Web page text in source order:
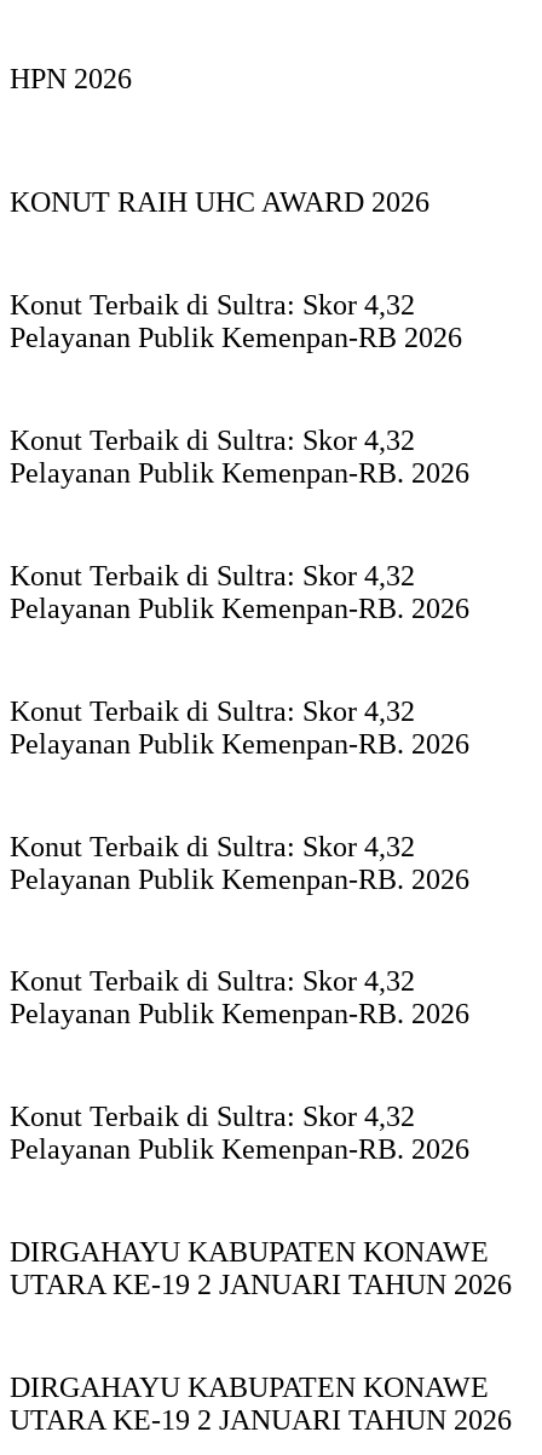
HPN 2026
KONUT RAIH UHC AWARD 2026
Konut Terbaik di Sultra: Skor 4,32
Pelayanan Publik Kemenpan-RB 2026
Konut Terbaik di Sultra: Skor 4,32
Pelayanan Publik Kemenpan-RB. 2026
Konut Terbaik di Sultra: Skor 4,32
Pelayanan Publik Kemenpan-RB. 2026
Konut Terbaik di Sultra: Skor 4,32
Pelayanan Publik Kemenpan-RB. 2026
Konut Terbaik di Sultra: Skor 4,32
Pelayanan Publik Kemenpan-RB. 2026
Konut Terbaik di Sultra: Skor 4,32
Pelayanan Publik Kemenpan-RB. 2026
Konut Terbaik di Sultra: Skor 4,32
Pelayanan Publik Kemenpan-RB. 2026
DIRGAHAYU KABUPATEN KONAWE
UTARA KE-19 2 JANUARI TAHUN 2026
DIRGAHAYU KABUPATEN KONAWE
UTARA KE-19 2 JANUARI TAHUN 2026